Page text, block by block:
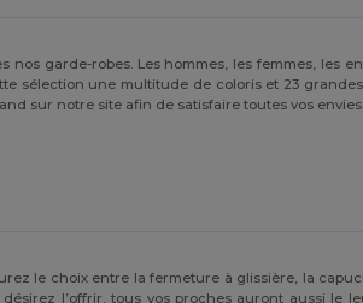
garde-robes. Les hommes, les femmes, les
sélection une multitude de coloris et 23
sur notre site afin de satisfaire toutes vos envies.
le choix entre la fermeture à glissière, la
l’offrir, tous vos proches auront aussi le